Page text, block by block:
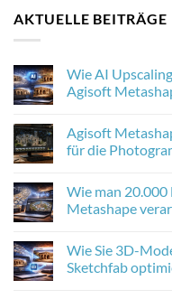
AKTUELLE BEITRÄGE
Wie AI
Agisoft
on
Wie
AI
Photogrammetrie-
Texturen
in
verbessert
Agisoft
für die
on
Agisoft
Metashape
neu
ist
und
Wie man
Metashape
on
Wie
man
Wie Sie 3D-
Sketchfab